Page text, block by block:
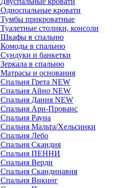
Односпальные кровати
Тумбы прикроватные
Туалетные столики, консоли
Шкафы в спальню
Комоды в спальню
Сундуки и банкетки
Зеркала в спальню
Матрасы и основания
Спальня Грета NEW
Спальня Айно NEW
Спальня Дания NEW
Спальня Ари-Прованс
Спальня Рауна
Спальня Мальта/Хельсинки
Спальня Лебо
Спальня Скандия
Спальня ПЕННИ
Спальня Верди
Спальня Скандинавия
Спальня Викинг